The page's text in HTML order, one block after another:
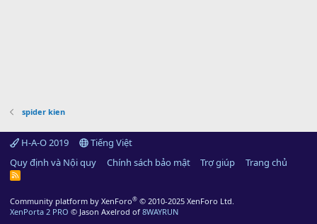
spider kien
H-A-O 2019
Tiếng Việt
Quy định và Nội quy
Chính sách bảo mật Trợ giúp Trang chủ
R
Community platform by XenForo® © 2010-2025 XenForo Ltd.
XenPorta 2 PRO © Jason Axelrod of 8WAYRUN